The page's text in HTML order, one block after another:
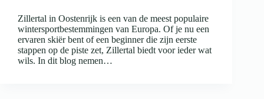
Zillertal in Oostenrijk is een van de meest populaire
wintersportbestemmingen van Europa. Of je nu een
ervaren skiër bent of een beginner die zijn eerste
stappen op de piste zet, Zillertal biedt voor ieder wat
wils. In dit blog nemen…